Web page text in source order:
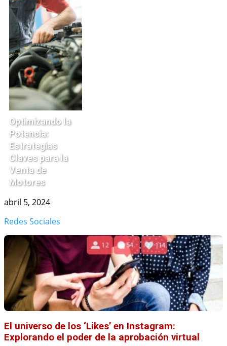
Optimizando la
Potencia:
Estrategias
Claves para la
Venta de
Motores
abril 5, 2024
Redes Sociales
El universo de los ‘Likes’ en Instagram:
Explorando el poder de la aprobación virtual